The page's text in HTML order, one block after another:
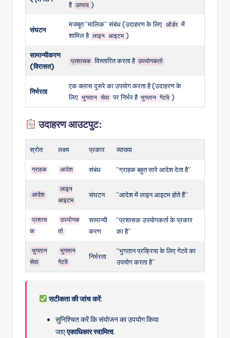
है उत्पाद )
संघटन
मजबूत “मालिक” संबंध (उदाहरण के लिए ऑर्डर में
शामिल है लाइन आइटम )
सामान्यीकरण
(विरासत)
प्रशासक विस्तारित करता है उपयोगकर्ता
निर्भरता
एक क्लास दूसरे का उपयोग करता है (उदाहरण के
लिए भुगतान सेवा पर निर्भर है भुगतान गेटवे )
उदाहरण आउटपुट:
स्रोत लक्ष्य प्रकार व्याख्या
ग्राहक आदेश संबंध “ग्राहक बहुत सारे आदेश देता है”
आदेश
लाइन
आइटम
संघटन “आदेश में लाइन आइटम होते हैं”
प्रशास
क
उपयोगक
र्ता
सामान्यी
करण
“प्रशासक उपयोगकर्ता के प्रकार
का है”
भुगतान
सेवा
भुगतान
गेटवे
निर्भरता
“भुगतान प्रक्रिया के लिए गेटवे का
उपयोग करता है”
सटीकता की जांच करें:
सुनिश्चित करें कि संयोजन का उपयोग किया
जाएएकाधिकार स्वामित्व.